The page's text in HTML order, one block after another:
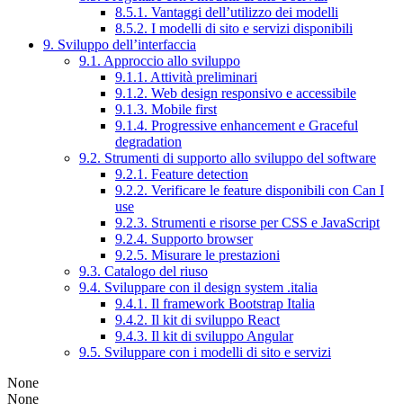
8.5.1. Vantaggi dell’utilizzo dei modelli
8.5.2. I modelli di sito e servizi disponibili
9. Sviluppo dell’interfaccia
9.1. Approccio allo sviluppo
9.1.1. Attività preliminari
9.1.2. Web design responsivo e accessibile
9.1.3. Mobile first
9.1.4. Progressive enhancement e Graceful
degradation
9.2. Strumenti di supporto allo sviluppo del software
9.2.1. Feature detection
9.2.2. Verificare le feature disponibili con Can I
use
9.2.3. Strumenti e risorse per CSS e JavaScript
9.2.4. Supporto browser
9.2.5. Misurare le prestazioni
9.3. Catalogo del riuso
9.4. Sviluppare con il design system .italia
9.4.1. Il framework Bootstrap Italia
9.4.2. Il kit di sviluppo React
9.4.3. Il kit di sviluppo Angular
9.5. Sviluppare con i modelli di sito e servizi
None
None